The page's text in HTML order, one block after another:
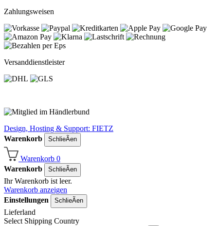
Zahlungsweisen
Versanddienstleister
Design, Hosting & Support: FIETZ
Warenkorb
SchlieÃen
Warenkorb 0
Warenkorb
SchlieÃen
Ihr Warenkorb ist leer.
Warenkorb anzeigen
Einstellungen
SchlieÃen
Lieferland
Select Shipping Country